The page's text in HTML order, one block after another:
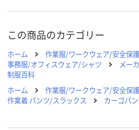
お届け日 8月24日（月）まで 8月24日（
数量
カゴへ
この商品のカテゴリー
ホーム
作業服/ワークウェア/安全保
事務服/オフィスウェア/シャツ
メー
制服百科
ホーム
作業服/ワークウェア/安全保
作業着 パンツ/スラックス
カーゴパ